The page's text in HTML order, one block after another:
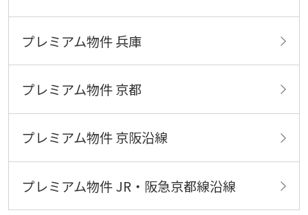
プレミアム物件 兵庫
プレミアム物件 京都
プレミアム物件 京阪沿線
プレミアム物件 JR・阪急京都線沿線